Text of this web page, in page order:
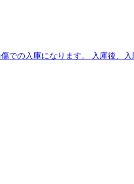
での入庫になります。 入庫後、